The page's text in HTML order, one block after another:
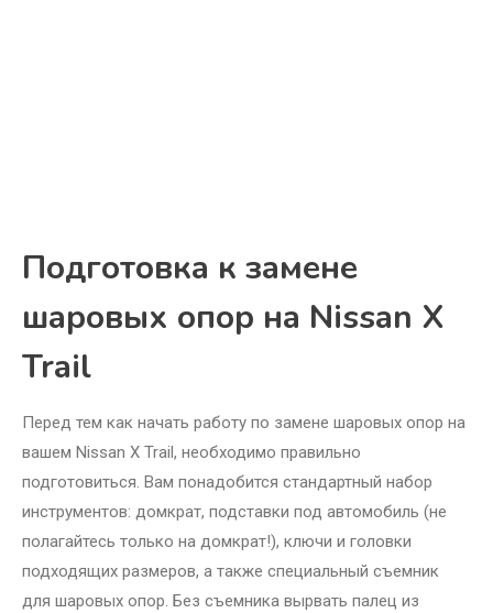
Подготовка к замене
шаровых опор на Nissan X
Trail
Перед тем как начать работу по замене шаровых опор на
вашем Nissan X Trail, необходимо правильно
подготовиться. Вам понадобится стандартный набор
инструментов: домкрат, подставки под автомобиль (не
полагайтесь только на домкрат!), ключи и головки
подходящих размеров, а также специальный съемник
для шаровых опор. Без съемника вырвать палец из